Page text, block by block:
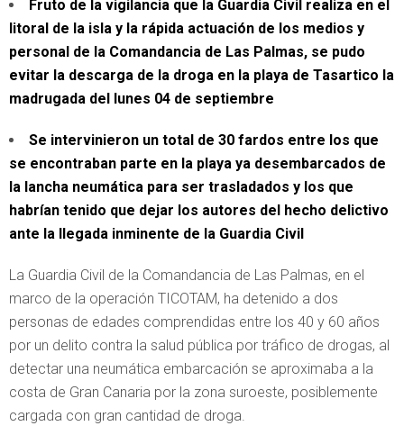
Fruto de la vigilancia que la Guardia Civil realiza en el
litoral de la isla y la rápida actuación de los medios y
personal de la Comandancia de Las Palmas, se pudo
evitar la descarga de la droga en la playa de Tasartico la
madrugada del lunes 04 de septiembre
Se intervinieron un total de 30 fardos entre los que
se encontraban parte en la playa ya desembarcados de
la lancha neumática para ser trasladados y los que
habrían tenido que dejar los autores del hecho delictivo
ante la llegada inminente de la Guardia Civil
La Guardia Civil de la Comandancia de Las Palmas, en el
marco de la operación TICOTAM, ha detenido a dos
personas de edades comprendidas entre los 40 y 60 años
por un delito contra la salud pública por tráfico de drogas, al
detectar una neumática embarcación se aproximaba a la
costa de Gran Canaria por la zona suroeste, posiblemente
cargada con gran cantidad de droga.